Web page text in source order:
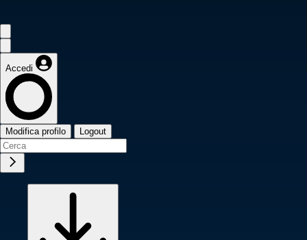
Accedi
Modifica profilo Logout